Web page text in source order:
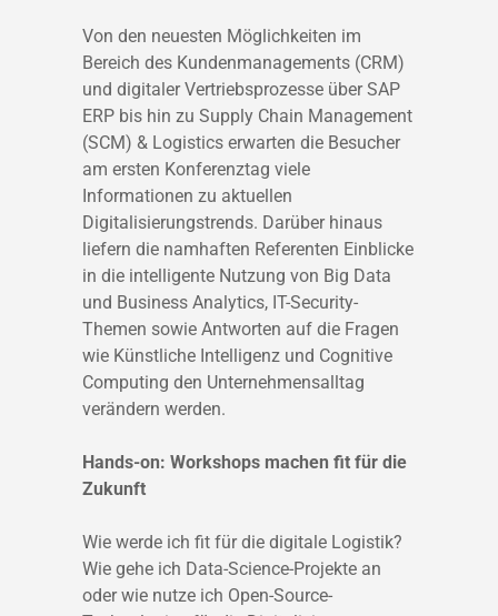
Von den neuesten Möglichkeiten im
Bereich des Kundenmanagements (CRM)
und digitaler Vertriebsprozesse über SAP
ERP bis hin zu Supply Chain Management
(SCM) & Logistics erwarten die Besucher
am ersten Konferenztag viele
Informationen zu aktuellen
Digitalisierungstrends. Darüber hinaus
liefern die namhaften Referenten Einblicke
in die intelligente Nutzung von Big Data
und Business Analytics, IT-Security-
Themen sowie Antworten auf die Fragen
wie Künstliche Intelligenz und Cognitive
Computing den Unternehmensalltag
verändern werden.
Hands-on: Workshops machen fit für die
Zukunft
Wie werde ich fit für die digitale Logistik?
Wie gehe ich Data-Science-Projekte an
oder wie nutze ich Open-Source-